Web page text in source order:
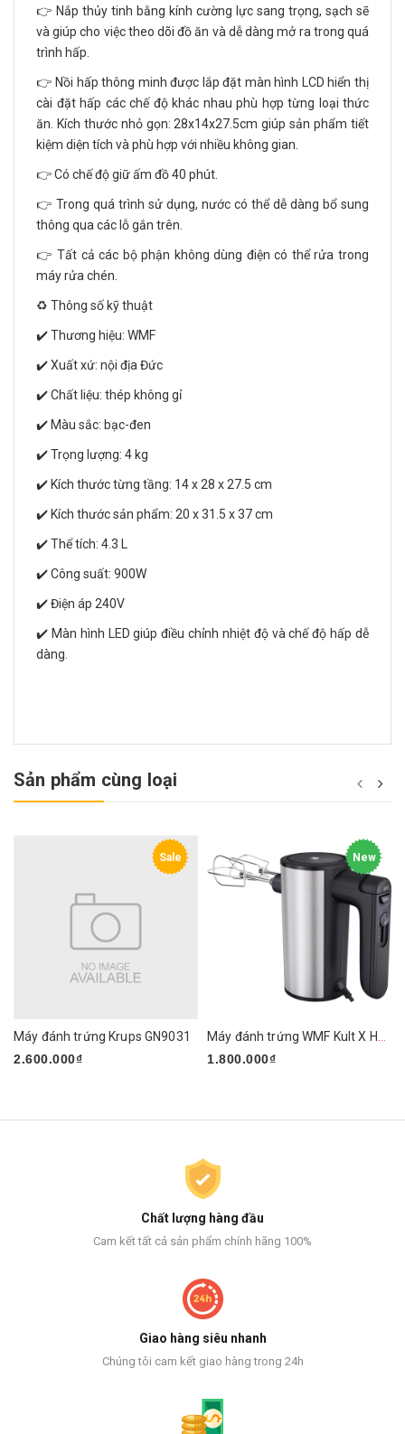
👉 Nắp thủy tinh bằng kính cường lực sang trọng, sạch sẽ
và giúp cho việc theo dõi đồ ăn và dễ dàng mở ra trong quá
trình hấp.
👉 Nồi hấp thông minh được lắp đặt màn hình LCD hiển thị
cài đặt hấp các chế độ khác nhau phù hợp từng loại thức
ăn. Kích thước nhỏ gọn: 28x14x27.5cm giúp sản phẩm tiết
kiệm diện tích và phù hợp với nhiều không gian.
👉 Có chế độ giữ ấm đồ 40 phút.
👉 Trong quá trình sử dụng, nước có thể dễ dàng bổ sung
thông qua các lỗ gắn trên.
👉 Tất cả các bộ phận không dùng điện có thể rửa trong
máy rửa chén.
♻️ Thông số kỹ thuật
✔️ Thương hiệu: WMF
✔️ Xuất xứ: nội địa Đức
✔️ Chất liệu: thép không gỉ
✔️ Màu sắc: bạc-đen
✔️ Trọng lượng: 4 kg
✔️ Kích thước từng tầng: 14 x 28 x 27.5 cm
✔️ Kích thước sản phẩm: 20 x 31.5 x 37 cm
✔️ Thể tích: 4.3 L
✔️ Công suất: 900W
✔️ Điện áp 240V
✔️ Màn hình LED giúp điều chỉnh nhiệt độ và chế độ hấp dễ
dàng.
Sản phẩm cùng loại
Sale
Máy đánh trứng Krups GN9031
2.600.000₫
New
1.800.000₫
Chất lượng hàng đầu
Cam kết tất cả sản phẩm chính hãng 100%
Giao hàng siêu nhanh
Chúng tôi cam kết giao hàng trong 24h